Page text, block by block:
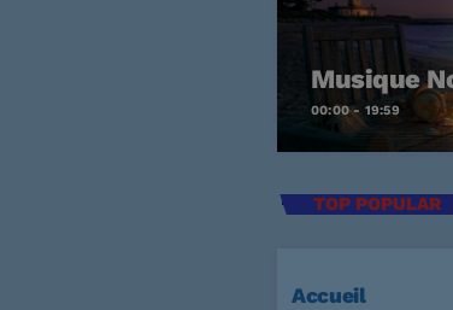
Musique
00:00 - 19:59
TOP POPULAR
Accueil